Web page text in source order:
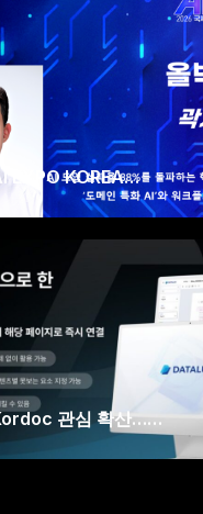
EXPO KOREA…
관심 확산……